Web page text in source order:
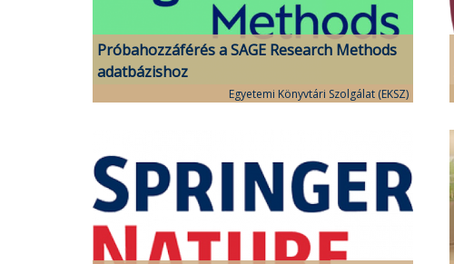
Próbahozzáférés a SAGE Research Methods
adatbázishoz
Egyetemi Könyvtári Szolgálat (EKSZ)